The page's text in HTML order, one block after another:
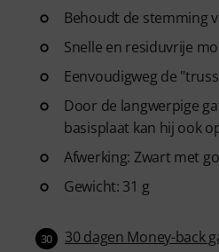
Behoudt de stemming
Snelle en residuvrije
Eenvoudigweg de
Door de langwerpige
basisplaat kan hij ook
Afwerking: Zwart met
Gewicht: 31 g
30 30 dagen Money-back